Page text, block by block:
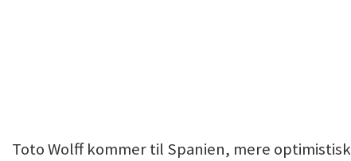
Toto Wolff kommer til Spanien, mere